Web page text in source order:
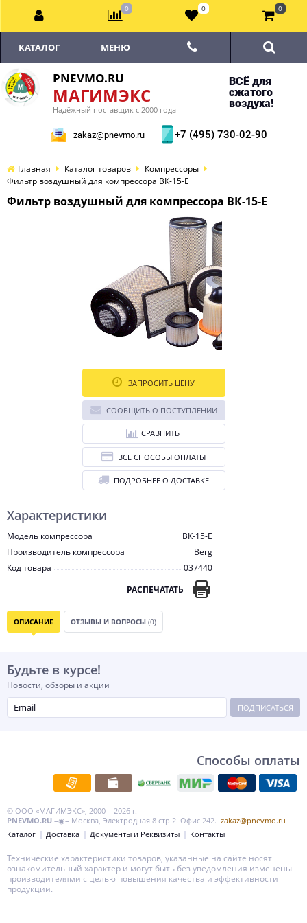
PNEVMO.RU
МАГИМЭКС
Надёжный поставщик с 2000 года
ВСЁ для
сжатого
воздуха!
zakaz@pnevmo.ru +7 (495) 730-02-90
КАТАЛОГ МЕНЮ
Главная Каталог товаров
Компрессоры
Фильтр воздушный для компрессора ВК-15-E
Фильтр воздушный для компрессора ВК-15-E
Характеристики
Модель компрессора
ВК-15-E
Производитель компрессора
Berg
Код товара
037440
РАСПЕЧАТАТЬ
ЗАПРОСИТЬ ЦЕНУ
СООБЩИТЬ О ПОСТУПЛЕНИИ
СРАВНИТЬ
ВСЕ СПОСОБЫ ОПЛАТЫ
ПОДРОБНЕЕ О ДОСТАВКЕ
ОПИСАНИЕ ОТЗЫВЫ И ВОПРОСЫ (0)
Будьте в курсе!
Новости, обзоры и акции
ПОДПИСАТЬСЯ
Способы оплаты
© ООО «МАГИМЭКС», 2000 – 2026 г.
PNEVMO.RU –◉– Москва, Электродная 8 стр 2. Офис 242. zakaz@pnevmo.ru
Каталог
Доставка Документы и Реквизиты Контакты
0 0 0
Технические характеристики товаров, указанные на сайте носят
ознакомительный характер и могут быть без уведомления изменены
производителями с целью повышения качества и эффективности
продукции.